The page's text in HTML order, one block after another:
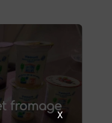
fromage
fromage
Saint-Saulve
vous
X